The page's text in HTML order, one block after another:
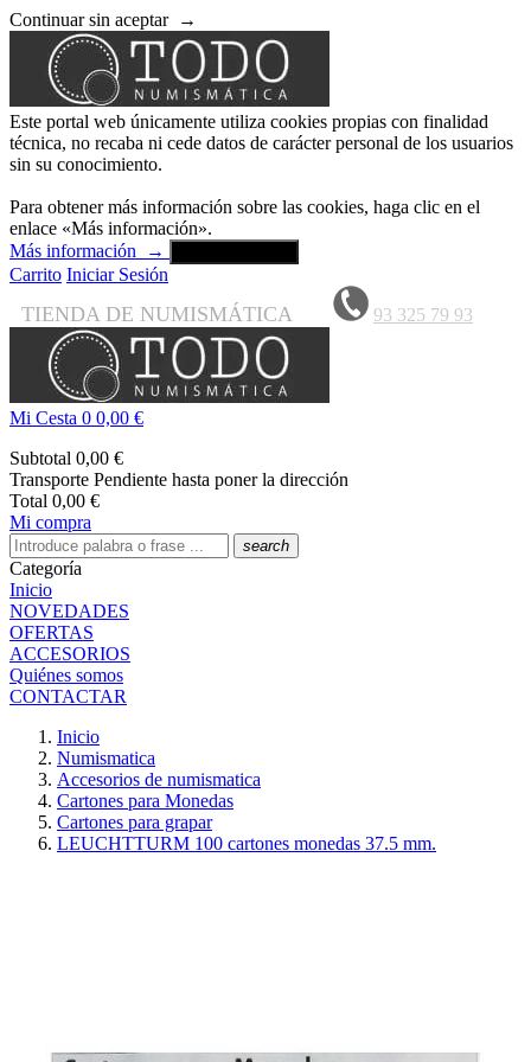
Continuar sin aceptar →
Este portal web únicamente utiliza cookies propias con finalidad
técnica, no recaba ni cede datos de carácter personal de los usuarios
sin su conocimiento.
Para obtener más información sobre las cookies, haga clic en el
enlace «Más información».
Más información
→
Carrito Iniciar Sesión
TIENDA DE NUMISMÁTICA 93 325 79 93
Mi Cesta 0 0,00 €
Subtotal 0,00 €
Transporte Pendiente hasta poner la dirección
Total 0,00 €
Mi compra
search
Categoría
Inicio
NOVEDADES
OFERTAS
ACCESORIOS
Quiénes somos
CONTACTAR
Inicio
Numismatica
Accesorios de numismatica
Cartones para Monedas
Cartones para grapar
LEUCHTTURM 100 cartones monedas 37.5 mm.